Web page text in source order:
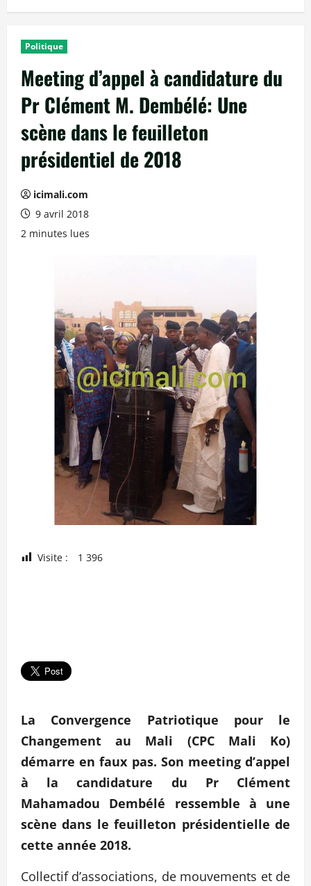
Politique
Meeting d’appel à candidature du
Pr Clément M. Dembélé: Une
scène dans le feuilleton
présidentiel de 2018
icimali.com
9 avril 2018
2 minutes lues
Visite : 1 396
La Convergence Patriotique pour le
Changement au Mali (CPC Mali Ko)
démarre en faux pas. Son meeting d’appel
à la candidature du Pr Clément
Mahamadou Dembélé ressemble à une
scène dans le feuilleton présidentielle de
cette année 2018.
Collectif d’associations, de mouvements et de